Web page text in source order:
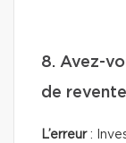
8. Avez-
de
L’erreur: